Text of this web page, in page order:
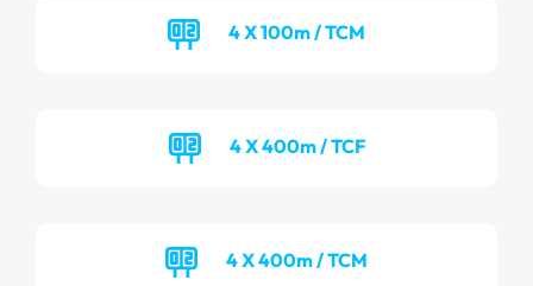
4 X 100m / TCM
4 X 400m / TCF
4 X 400m / TCM